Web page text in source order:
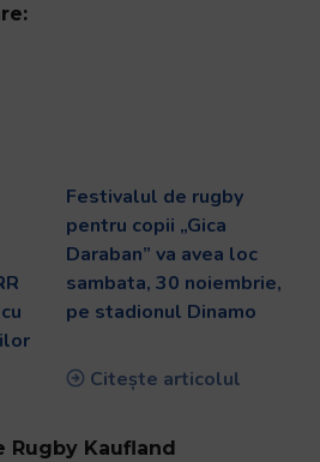
Festivalul de rugby
pentru copii „Gica
Daraban” va avea loc
sambata, 30 noiembrie,
pe stadionul Dinamo
Citește articolul
Rugby Kaufland